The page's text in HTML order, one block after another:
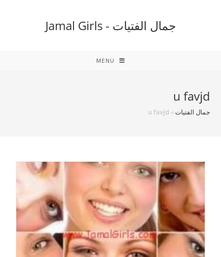
جمال الفتيات - Jamal Girls
MENU
u favjd
جمال الفتيات»
u favjd